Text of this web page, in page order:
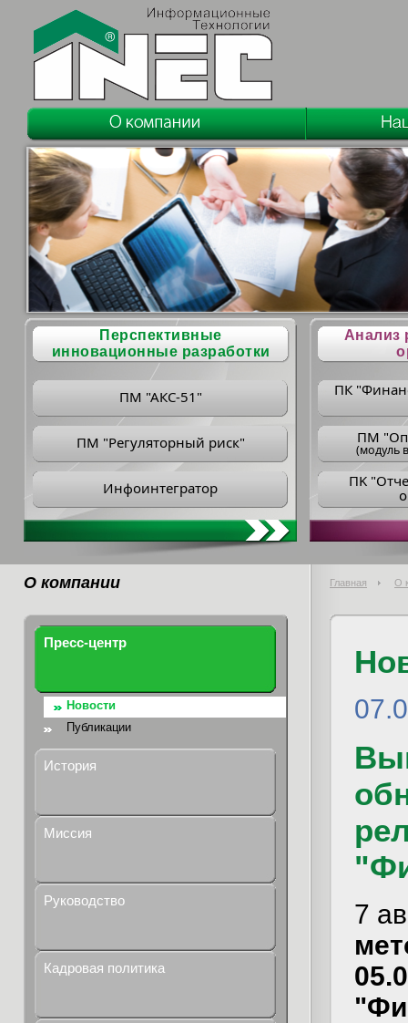
Перспективные
инновационные разработки
ПМ "АКС-51"
ПМ "Регуляторный риск"
Инфоинтегратор
Анализ
ПК
ПM
(модуль
ПK
О компании Главная О
Пресс-центр
Новости
Публикации
История
Миссия
Руководство
Кадровая политика
7